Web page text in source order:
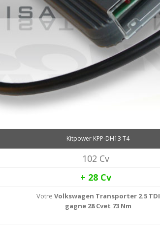
Kitpower KPP-DH13 T4
102 Cv
+ 28Cv
Votre Volkswagen Transporter 2.5 TDI
gagne 28 Cvet 73 Nm